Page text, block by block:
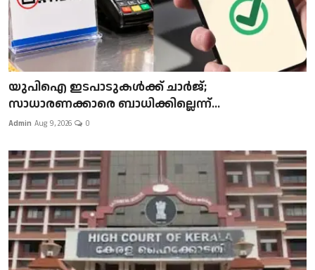
യുപിഐ ഇടപാടുകൾക്ക് ചാർജ്;
സാധാരണക്കാരെ ബാധിക്കില്ലെന്ന്...
Admin Aug 9, 2026 0